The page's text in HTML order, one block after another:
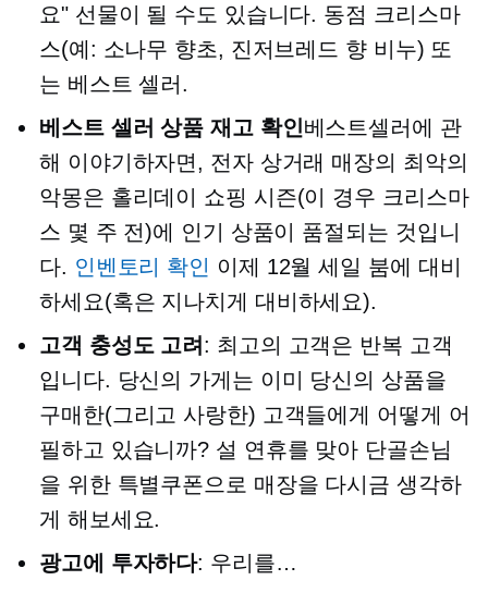
요" 선물이 될 수도 있습니다. 동점 크리스마
스(예: 소나무 향초, 진저브레드 향 비누) 또
는 베스트 셀러.
베스트 셀러 상품 재고 확인베스트셀러에 관
해 이야기하자면, 전자 상거래 매장의 최악의
악몽은 홀리데이 쇼핑 시즌(이 경우 크리스마
스 몇 주 전)에 인기 상품이 품절되는 것입니
다. 인벤토리 확인 이제 12월 세일 붐에 대비
하세요(혹은 지나치게 대비하세요).
고객 충성도 고려 : 최고의 고객은 반복 고객
입니다. 당신의 가게는 이미 당신의 상품을
구매한(그리고 사랑한) 고객들에게 어떻게 어
필하고 있습니까? 설 연휴를 맞아 단골손님
을 위한 특별쿠폰으로 매장을 다시금 생각하
게 해보세요.
광고에 투자하다: 우리를…